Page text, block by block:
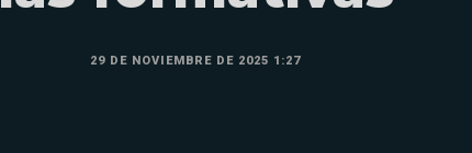
29 DE NOVIEMBRE DE 2025 1:27